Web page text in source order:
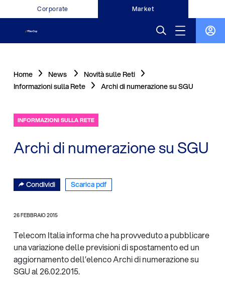
Corporate Market
Home News
Novità sulle Reti
Informazioni sulla Rete
Archi di numerazione su SGU
INFORMAZIONI SULLA RETE
Archi di numerazione su SGU
Condividi Scarica pdf
26 FEBBRAIO 2015
Telecom Italia informa che ha provveduto a pubblicare
una variazione delle previsioni di spostamento ed un
aggiornamento dell’elenco Archi di numerazione su
SGU al 26.02.2015.